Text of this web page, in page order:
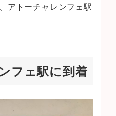
アトーチャレンフェ駅
フェ駅に到着